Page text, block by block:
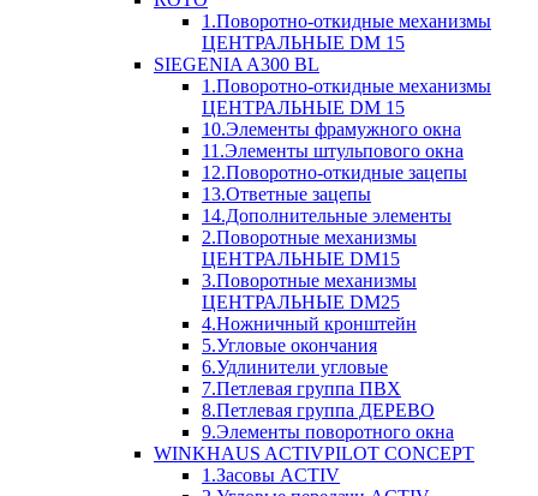
1.Поворотно-откидные механизмы
ЦЕНТРАЛЬНЫЕ DM 15
SIEGENIA A300 BL
1.Поворотно-откидные механизмы
ЦЕНТРАЛЬНЫЕ DM 15
10.Элементы фрамужного окна
11.Элементы штульпового окна
12.Поворотно-откидные зацепы
13.Ответные зацепы
14.Дополнительные элементы
2.Поворотные механизмы
ЦЕНТРАЛЬНЫЕ DM15
3.Поворотные механизмы
ЦЕНТРАЛЬНЫЕ DM25
4.Ножничный кронштейн
5.Угловые окончания
6.Удлинители угловые
7.Петлевая группа ПВХ
8.Петлевая группа ДЕРЕВО
9.Элементы поворотного окна
WINKHAUS ACTIVPILOT CONCEPT
1.Засовы ACTIV